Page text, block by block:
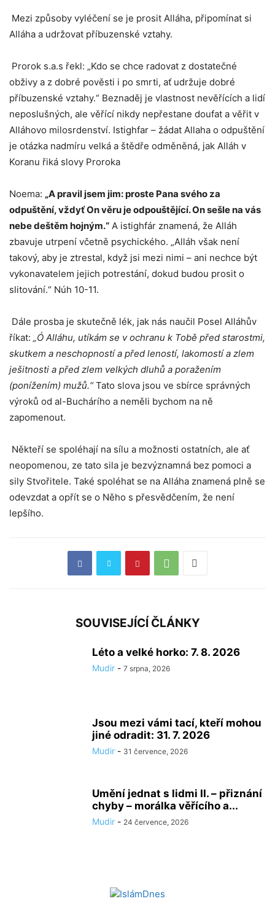
Mezi způsoby vyléčení se je prosit Alláha, připomínat si
Alláha a udržovat příbuzenské vztahy.
Prorok s.a.s řekl: „Kdo se chce radovat z dostatečné
obživy a z dobré pověsti i po smrti, ať udržuje dobré
příbuzenské vztahy.“ Beznaděj je vlastnost nevěřících a lidí
neposlušných, ale věřící nikdy nepřestane doufat a věřit v
Alláhovo milosrdenství. Istighfar – žádat Allaha o odpuštění
je otázka nadmíru velká a štědře odměněná, jak Alláh v
Koranu řiká slovy Proroka
Noema: „A pravil jsem jim: proste Pana svého za
odpuštění, vždyť On věru je odpouštějící. On sešle na vás
nebe deštěm hojným.“ A istighfár znamená, že Alláh
zbavuje utrpení včetně psychického. „Alláh však není
takový, aby je ztrestal, když jsi mezi nimi – ani nechce být
vykonavatelem jejich potrestání, dokud budou prosit o
slitování.“ Núh 10-11.
Dále prosba je skutečně lék, jak nás naučil Posel Alláhův
říkat: „Ó Alláhu, utíkám se v ochranu k Tobě před starostmi,
skutkem a neschopností a před leností, lakomostí a zlem
ješitnosti a před zlem velkých dluhů a poražením
(ponížením) mužů.“Tato slova jsou ve sbírce správných
výroků od al-Buchárího a neměli bychom na ně
zapomenout.
Někteří se spoléhají na sílu a možnosti ostatních, ale ať
neopomenou, ze tato sila je bezvýznamná bez pomoci a
sily Stvořitele. Také spoléhat se na Alláha znamená plně se
odevzdat a opřít se o Něho s přesvědčením, že není
lepšího.
SOUVISEJÍCÍ ČLÁNKY
Léto a velké horko: 7. 8. 2026
Mudir - 7 srpna, 2026
Jsou mezi vámi tací, kteří mohou
jiné odradit: 31. 7. 2026
Mudir - 31 července, 2026
Umění jednat s lidmi II. – přiznání
chyby – morálka věřícího a...
Mudir - 24 července, 2026